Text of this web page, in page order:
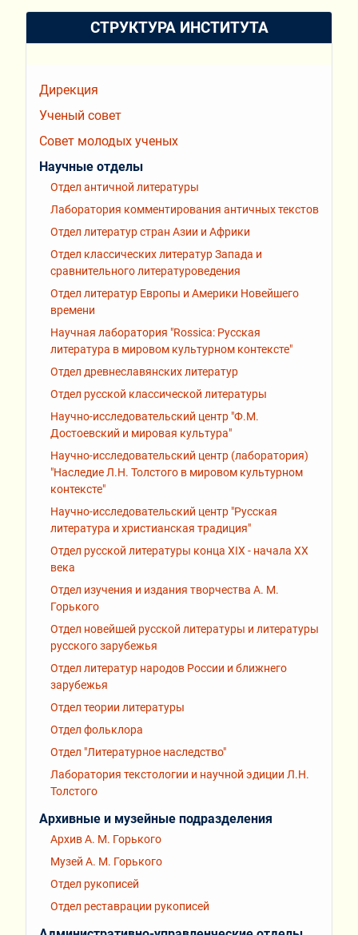
СТРУКТУРА ИНСТИТУТА
Дирекция
Ученый совет
Совет молодых ученых
Научные отделы
Отдел античной литературы
Лаборатория комментирования античных текстов
Отдел литератур стран Азии и Африки
Отдел классических литератур Запада и
сравнительного литературоведения
Отдел литератур Европы и Америки Новейшего
времени
Научная лаборатория "Rossiсa: Русская
литература в мировом культурном контексте"
Отдел древнеславянских литератур
Отдел русской классической литературы
Научно-исследовательский центр "Ф.М.
Достоевский и мировая культура"
Научно-исследовательский центр (лаборатория)
"Наследие Л.Н. Толстого в мировом культурном
контексте"
Научно-исследовательский центр "Русская
литература и христианская традиция"
Отдел русской литературы конца XIX - начала XX
века
Отдел изучения и издания творчества А. М.
Горького
Отдел новейшей русской литературы и литературы
русского зарубежья
Отдел литератур народов России и ближнего
зарубежья
Отдел теории литературы
Отдел фольклора
Отдел "Литературное наследство"
Лаборатория текстологии и научной эдиции Л.Н.
Толстого
Архивные и музейные подразделения
Архив А. М. Горького
Музей А. М. Горького
Отдел рукописей
Отдел реставрации рукописей